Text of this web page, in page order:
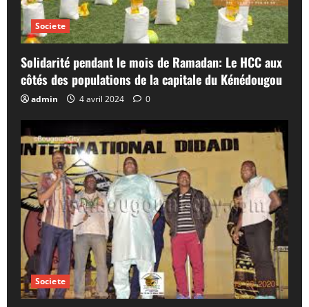
Societe
Solidarité pendant le mois de Ramadan: Le HCC aux
côtés des populations de la capitale du Kénédougou
admin 4 avril 2024 0
Societe